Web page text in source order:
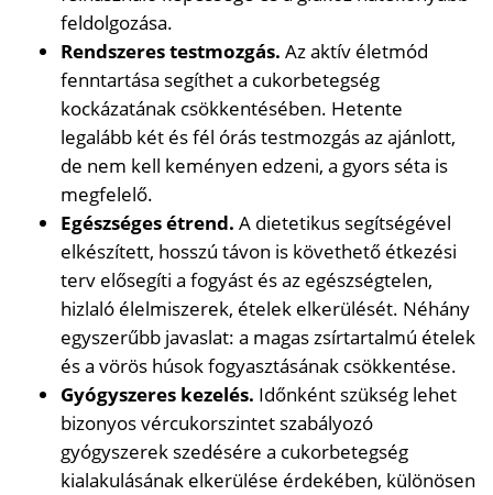
feldolgozása.
Rendszeres testmozgás. Az aktív életmód
fenntartása segíthet a cukorbetegség
kockázatának csökkentésében. Hetente
legalább két és fél órás testmozgás az ajánlott,
de nem kell keményen edzeni, a gyors séta is
megfelelő.
Egészséges étrend. A dietetikus segítségével
elkészített, hosszú távon is követhető étkezési
terv elősegíti a fogyást és az egészségtelen,
hizlaló élelmiszerek, ételek elkerülését. Néhány
egyszerűbb javaslat: a magas zsírtartalmú ételek
és a vörös húsok fogyasztásának csökkentése.
Gyógyszeres kezelés. Időnként szükség lehet
bizonyos vércukorszintet szabályozó
gyógyszerek szedésére a cukorbetegség
kialakulásának elkerülése érdekében, különösen